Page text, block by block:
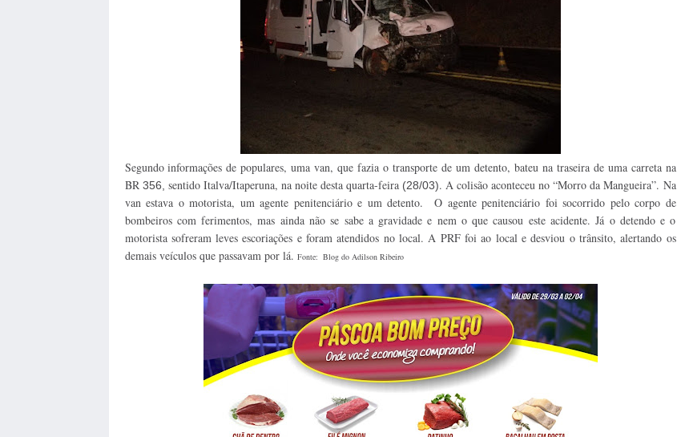
Segundo informações de populares, uma van, que fazia o transporte de um detento, bateu na traseira de uma carreta na
BR 356, sentido Italva/Itaperuna, na noite desta quarta-feira (28/03). A colisão aconteceu no “Morro da Mangueira”. Na
van estava o motorista, um agente penitenciário e um detento. O agente penitenciário foi socorrido pelo corpo de
bombeiros com ferimentos, mas ainda não se sabe a gravidade e nem o que causou este acidente. Já o detendo e o
motorista sofreram leves escoriações e foram atendidos no local. A PRF foi ao local e desviou o trânsito, alertando os
demais veículos que passavam por lá. Fonte: Blog do Adilson Ribeiro